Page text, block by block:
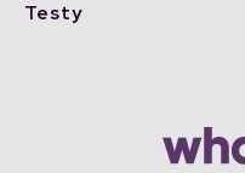
Testy